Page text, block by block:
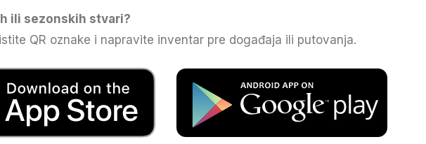
ili sezonskih stvari?
QR oznake i napravite inventar pre događaja ili putovanja.